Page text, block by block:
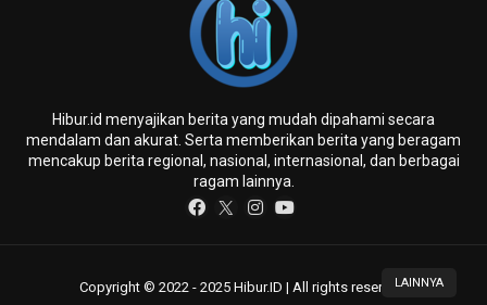
LAINNYA
Hibur.id menyajikan berita yang mudah dipahami secara
mendalam dan akurat. Serta memberikan berita yang beragam
mencakup berita regional, nasional, internasional, dan berbagai
ragam lainnya.
Copyright © 2022 - 2025 Hibur.ID | All rights reserved.